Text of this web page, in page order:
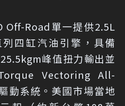
Off-Road單一提供2.5L
四缸汽油引擎，具備
峰值扭力輸出並
Vectoring All-
動系統。美國市場當地